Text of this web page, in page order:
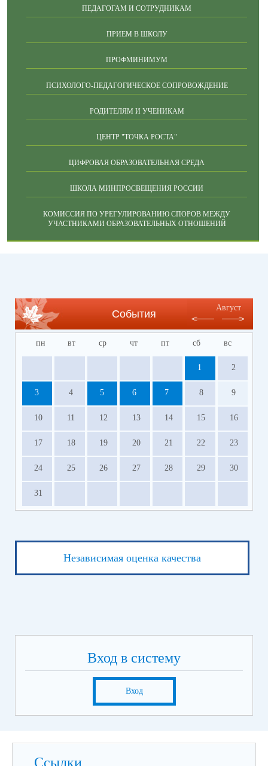
ПЕДАГОГАМ И СОТРУДНИКАМ
ПРИЕМ В ШКОЛУ
ПРОФМИНИМУМ
ПСИХОЛОГО-ПЕДАГОГИЧЕСКОЕ СОПРОВОЖДЕНИЕ
РОДИТЕЛЯМ И УЧЕНИКАМ
ЦЕНТР "ТОЧКА РОСТА"
ЦИФРОВАЯ ОБРАЗОВАТЕЛЬНАЯ СРЕДА
ШКОЛА МИНПРОСВЕЩЕНИЯ РОССИИ
КОМИССИЯ ПО УРЕГУЛИРОВАНИЮ СПОРОВ МЕЖДУ
УЧАСТНИКАМИ ОБРАЗОВАТЕЛЬНЫХ ОТНОШЕНИЙ
События
Август
пн вт ср чт пт сб вс
1 2
3 4 5 6 7 8 9
10 11 12 13 14 15 16
17 18 19 20 21 22 23
24 25 26 27 28 29 30
31
Независимая оценка качества
Вход в систему
Вход
Ссылки